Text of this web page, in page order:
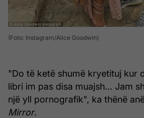
(Foto: Instagram/Alice Goodwin)
"Do të ketë shumë kryetituj kur
libri im pas disa muajsh... Jam
një yll pornografik", ka thënë
Mirror.